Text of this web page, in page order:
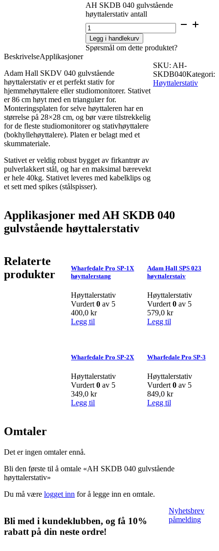
AH SKDB 040 gulvstående
høyttalerstativ antall
Legg i handlekurv
Spørsmål om dette produktet?
BeskrivelseApplikasjoner
Adam Hall SKDV 040 gulvstående
høyttalerstativ er et perfekt stativ for
hjemmehøyttalere eller studiomonitorer. Stativet
er 86 cm høyt med en triangulær for.
Monteringsplaten for selve høyttaleren har en
størrelse på 28×28 cm, og bør være tilstrekkelig
for de fleste studiomonitorer og stativhøyttalere
(bokhyllehøyttalere). Platen er belagt med et
skummateriale.
Stativet er veldig robust bygget av firkantrør av
pulverlakkert stål, og har en maksimal bærevekt
er hele 40kg. Stativet leveres med kabelklips og
et sett med spikes (stålspisser).
SKU: AH-
SKDB040Kategori:
Høyttalerstativ
Applikasjoner med AH SKDB 040
gulvstående høyttalerstativ
Relaterte
produkter
Wharfedale Pro SP-1X
høyttalerstang
Høyttalerstativ
Vurdert0 av 5
400,0kr
Legg til
Adam Hall SPS 023
høyttalerstaiv
Høyttalerstativ
Vurdert 0av 5
579,0 kr
Legg til
Wharfedale Pro SP-2X
Høyttalerstativ
Vurdert0 av 5
349,0kr
Legg til
Wharfedale Pro SP-3
Høyttalerstativ
Vurdert 0av 5
849,0 kr
Legg til
Omtaler
Det er ingen omtaler ennå.
Bli den første til å omtale «AH SKDB 040 gulvstående
høyttalerstativ»
Du må være logget inn for å legge inn en omtale.
Bli med i kundeklubben, og få 10%
rabatt på din neste ordre!
Nyhetsbrev
påmelding